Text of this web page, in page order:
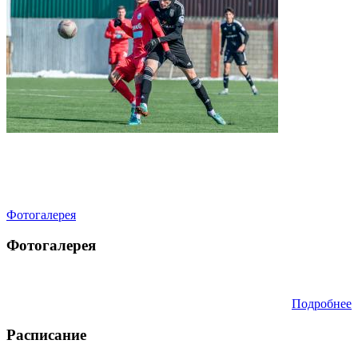
Фотогалерея
Фотогалерея
Подробнее
Расписание